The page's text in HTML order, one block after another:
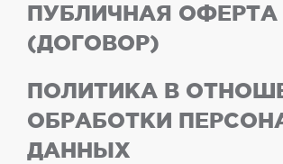
ПУБЛИЧНАЯ ОФЕРТА
(ДОГОВОР)
ПОЛИТИКА В
ОБРАБОТКИ
ДАННЫХ